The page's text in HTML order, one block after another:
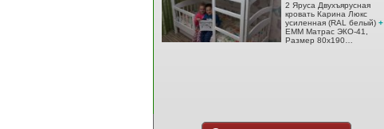
2 Яруса Двухъярусная
кровать Карина Люкс
усиленная (RAL белый) +
EMM Матрас ЭКО-41,
Размер 80x190…